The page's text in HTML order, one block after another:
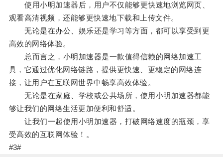
使用小明加速器后，用户不仅能够更快速地浏览网页、
观看高清视频，还能够更快速地下载和上传文件。
无论是在办公、娱乐还是学习等方面，都可以享受到更
高效的网络体验。
总而言之，小明加速器是一款值得信赖的网络加速工
具，它通过优化网络链路，提供更快速、更稳定的网络连
接，让用户在互联网世界中畅享高效体验。
无论是在家庭、学校或公共场所，使用小明加速器都能
够让我们的网络生活更加便利和舒适。
让我们一起使用小明加速器，打破网络速度的瓶颈，享
受高效的互联网体验！。
#3#